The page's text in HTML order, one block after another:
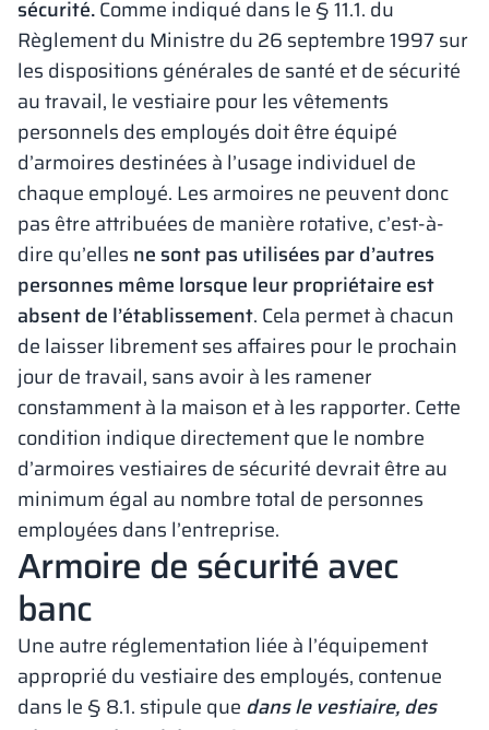
sécurité.Comme indiqué dans le § 11.1. du
Règlement du Ministre du 26 septembre 1997 sur
les dispositions générales de santé et de sécurité
au travail, le vestiaire pour les vêtements
personnels des employés doit être équipé
d’armoires destinées à l’usage individuel de
chaque employé. Les armoires ne peuvent donc
pas être attribuées de manière rotative, c’est-à-
dire qu’elles ne sont pas utilisées par d’autres
personnes même lorsque leur propriétaire est
absent de l’établissement. Cela permet à chacun
de laisser librement ses affaires pour le prochain
jour de travail, sans avoir à les ramener
constamment à la maison et à les rapporter. Cette
condition indique directement que le nombre
d’armoires vestiaires de sécurité devrait être au
minimum égal au nombre total de personnes
employées dans l’entreprise.
Armoire de sécurité avec
banc
Une autre réglementation liée à l’équipement
approprié du vestiaire des employés, contenue
dans le § 8.1. stipule que dans le vestiaire, des